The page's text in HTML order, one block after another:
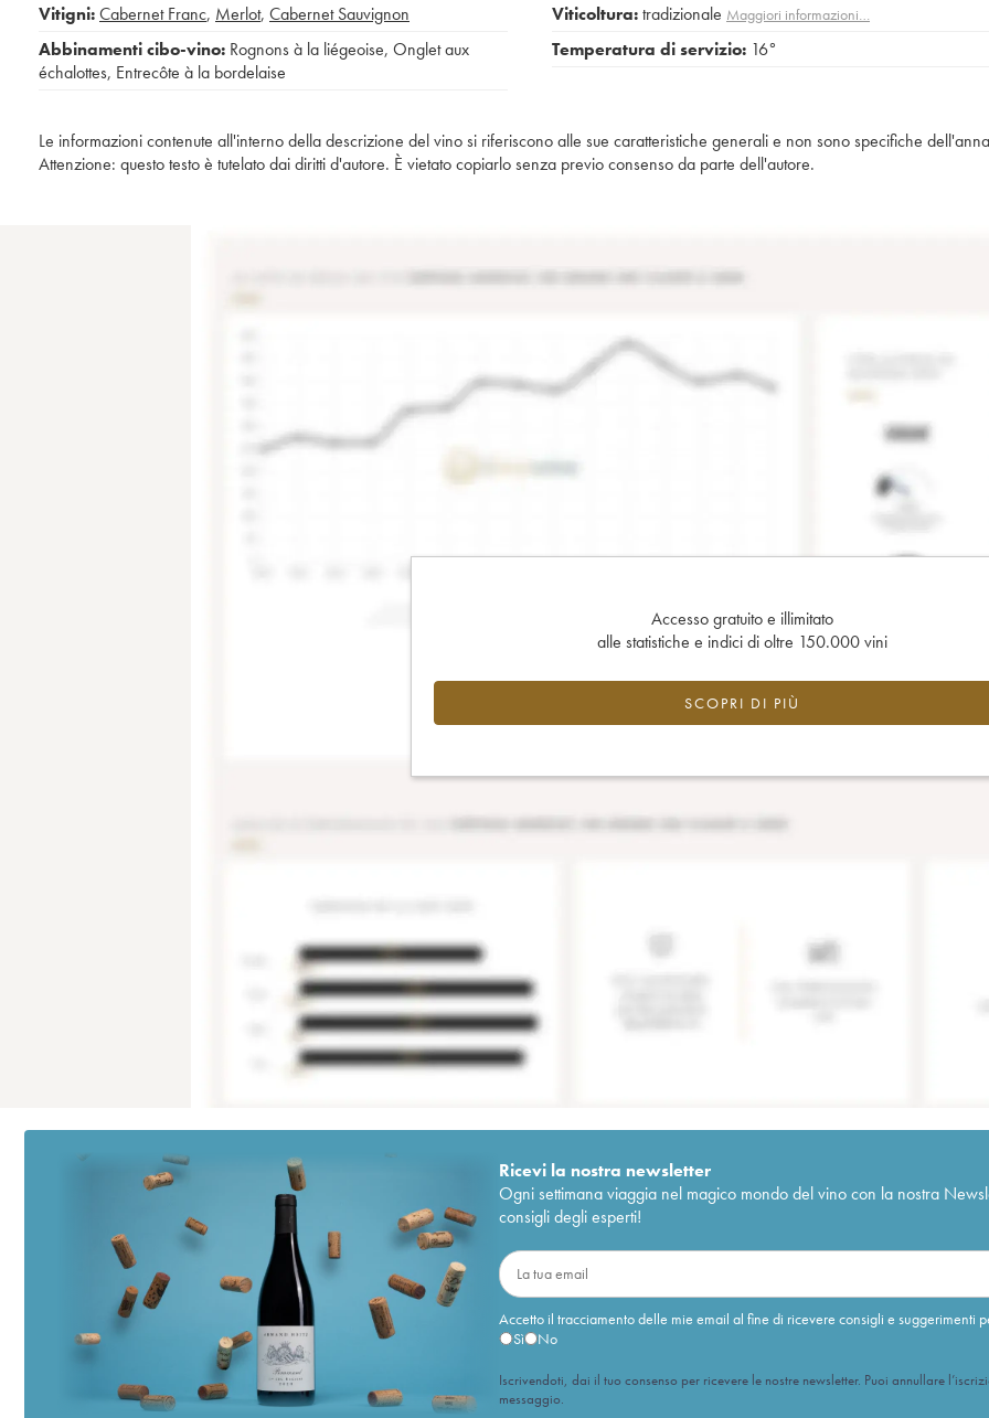
Vitigni:Cabernet Franc, Merlot, Cabernet Sauvignon
Abbinamenti cibo-vino: Rognons à la liégeoise, Onglet aux
échalottes, Entrecôte à la bordelaise
Viticoltura:tradizionale Maggiori informazioni…
Temperatura di servizio: 16°
Le informazioni contenute all'interno della descrizione del vino si riferiscono alle sue caratteristiche generali e non sono specifiche
Attenzione: questo testo è tutelato dai diritti d'autore. È vietato copiarlo senza previo consenso da parte dell'autore.
Accesso gratuito e illimitato
alle statistiche e indici di oltre 150.000 vini
SCOPRI DI PIÙ
Ricevi la nostra newsletter
Ogni settimana viaggia nel magico mondo del vino con la nostra
consigli degli esperti!
Accetto il tracciamento delle mie email al fine di ricevere consigli e suggerimenti
Sì
No
Iscrivendoti, dai il tuo consenso per ricevere le nostre newsletter. Puoi annullare
messaggio.